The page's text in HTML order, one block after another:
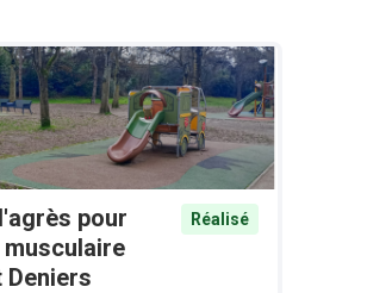
pour
Deniers
Réalisé